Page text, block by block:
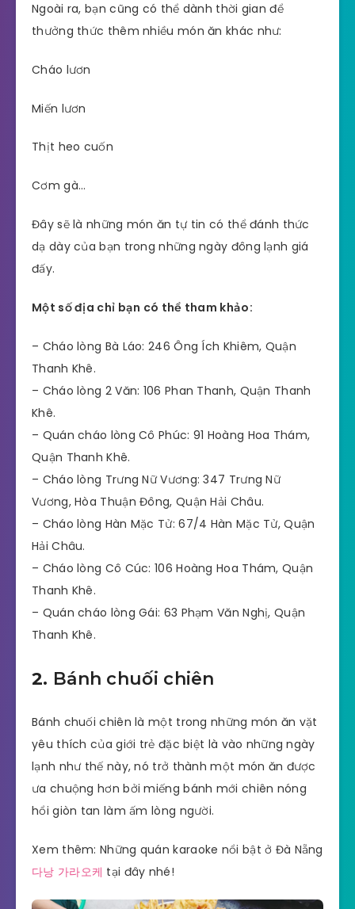
Ngoài ra, bạn cũng có thể dành thời gian để
thưởng thức thêm nhiều món ăn khác như:
Cháo lươn
Miến lươn
Thịt heo cuốn
Cơm gà…
Đây sẽ là những món ăn tự tin có thể đánh thức
dạ dày của bạn trong những ngày đông lạnh giá
đấy.
Một số địa chỉ bạn có thể tham khảo:
– Cháo lòng Bà Láo: 246 Ông Ích Khiêm, Quận
Thanh Khê.
– Cháo lòng 2 Văn: 106 Phan Thanh, Quận Thanh
Khê.
– Quán cháo lòng Cô Phúc: 91 Hoàng Hoa Thám,
Quận Thanh Khê.
– Cháo lòng Trưng Nữ Vương: 347 Trưng Nữ
Vương, Hòa Thuận Đông, Quận Hải Châu.
– Cháo lòng Hàn Mặc Tử: 67/4 Hàn Mặc Tử, Quận
Hải Châu.
– Cháo lòng Cô Cúc: 106 Hoàng Hoa Thám, Quận
Thanh Khê.
– Quán cháo lòng Gái: 63 Phạm Văn Nghị, Quận
Thanh Khê.
2. Bánh chuối chiên
Bánh chuối chiên là một trong những món ăn vặt
yêu thích của giới trẻ đặc biệt là vào những ngày
lạnh như thế này, nó trở thành một món ăn được
ưa chuộng hơn bởi miếng bánh mới chiên nóng
hổi giòn tan làm ấm lòng người.
Xem thêm: Những quán karaoke nổi bật ở Đà Nẵng
다낭 가라오케 tại đây nhé!